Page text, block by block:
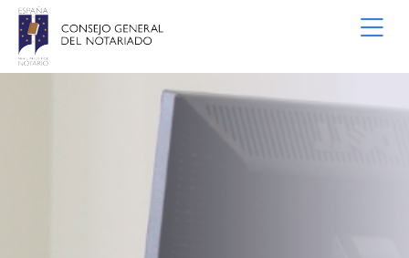
Saltar al contenido principal